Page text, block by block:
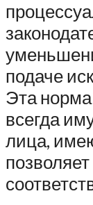
подаче
Эта норма
всегда
лица,